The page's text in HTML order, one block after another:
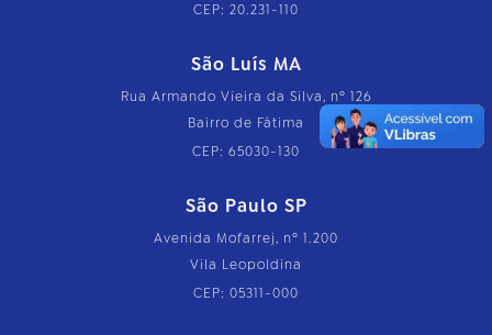
CEP: 20.231-110
São Luís MA
Rua Armando Vieira da Silva, nº 126
Bairro de Fátima
CEP: 65030-130
São Paulo SP
Avenida Mofarrej, nº 1.200
Vila Leopoldina
CEP: 05311-000